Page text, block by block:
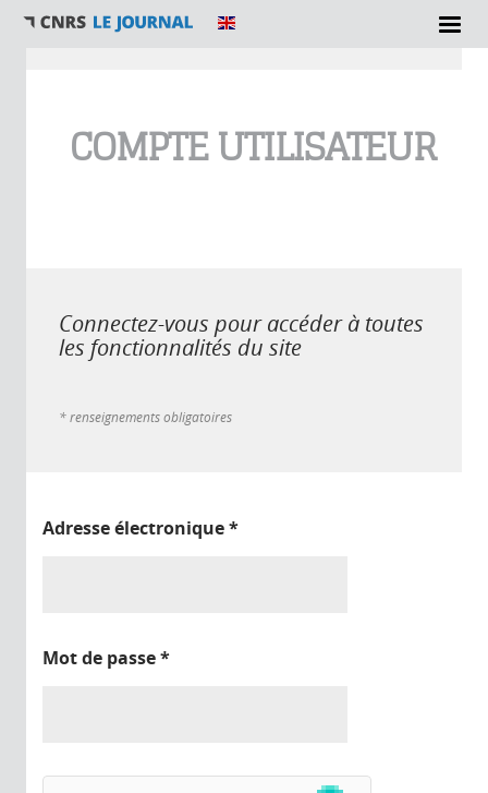
COMPTE UTILISATEUR
Connectez-vous pour accéder à toutes
les fonctionnalités du site
* renseignements obligatoires
Adresse électronique*
Mot de passe*